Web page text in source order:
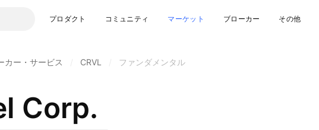
プロダクト コミュニティ マーケット ブローカー その他
カー・サービス CRVL ファンダメンタル
Corp.